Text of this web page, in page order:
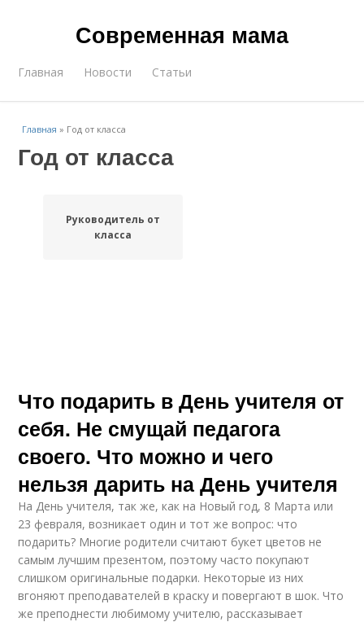
Современная мама
Главная Новости Статьи
Главная » Год от класса
Год от класса
Руководитель от
класса
Что подарить в День учителя от
себя. Не смущай педагога
своего. Что можно и чего
нельзя дарить на День учителя
На День учителя, так же, как на Новый год, 8 Марта или
23 февраля, возникает один и тот же вопрос: что
подарить? Многие родители считают букет цветов не
самым лучшим презентом, поэтому часто покупают
слишком оригинальные подарки. Некоторые из них
вгоняют преподавателей в краску и повергают в шок. Что
же преподнести любимому учителю, рассказывает